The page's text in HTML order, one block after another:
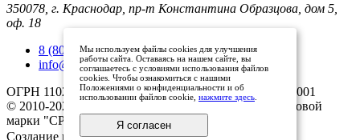
350078, г. Краснодар, пр-т Константина Образцова, дом 5,
оф. 18
8 (800) 101 33 08
info@mysroki.ru
ОГРН 1102300003079 ИНН 2311126810/КПП 231101001
© 2010-2025 Все права защищены владельцами торговой
марки "СРО ОКИ"
Создание и продвижение сайта
Мы используем файлы cookies для улучшения
работы сайта. Оставаясь на нашем сайте, вы
соглашаетесь с условиями использования файлов
cookies. Чтобы ознакомиться с нашими
Положениями о конфиденциальности и об
использовании файлов cookie, нажмите здесь
Я согласен